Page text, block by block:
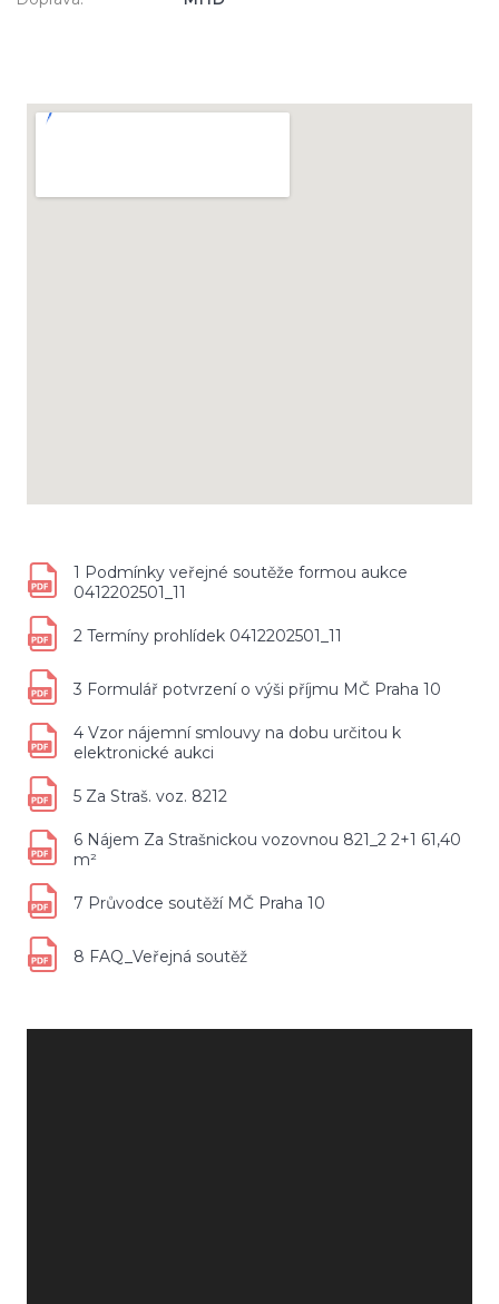
1 Podmínky veřejné soutěže formou aukce
0412202501_11
2 Termíny prohlídek 0412202501_11
3 Formulář potvrzení o výši příjmu MČ Praha 10
4 Vzor nájemní smlouvy na dobu určitou k
elektronické aukci
5 Za Straš. voz. 8212
6 Nájem Za Strašnickou vozovnou 821_2 2+1 61,40
m²
7 Průvodce soutěží MČ Praha 10
8 FAQ_Veřejná soutěž